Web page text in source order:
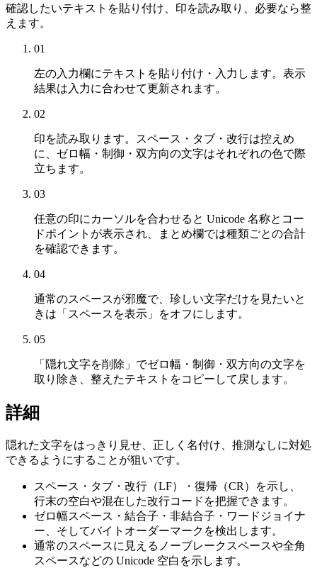
確認したいテキストを貼り付け、印を読み取り、必要なら整
えます。
01
左の入力欄にテキストを貼り付け・入力します。表示
結果は入力に合わせて更新されます。
02
印を読み取ります。スペース・タブ・改行は控えめ
に、ゼロ幅・制御・双方向の文字はそれぞれの色で際
立ちます。
03
任意の印にカーソルを合わせると Unicode 名称とコー
ドポイントが表示され、まとめ欄では種類ごとの合計
を確認できます。
04
通常のスペースが邪魔で、珍しい文字だけを見たいと
きは「スペースを表示」をオフにします。
05
「隠れ文字を削除」でゼロ幅・制御・双方向の文字を
取り除き、整えたテキストをコピーして戻します。
詳細
隠れた文字をはっきり見せ、正しく名付け、推測なしに対処
できるようにすることが狙いです。
スペース・タブ・改行（LF）・復帰（CR）を示し、
行末の空白や混在した改行コードを把握できます。
ゼロ幅スペース・結合子・非結合子・ワードジョイナ
ー、そしてバイトオーダーマークを検出します。
通常のスペースに見えるノーブレークスペースや全角
スペースなどの Unicode 空白を示します。